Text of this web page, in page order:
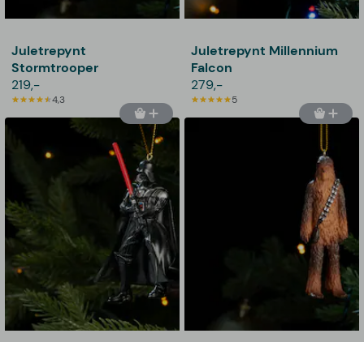
Juletrepynt
Stormtrooper
219,-
4,3
Juletrepynt Millennium
Falcon
279,-
5